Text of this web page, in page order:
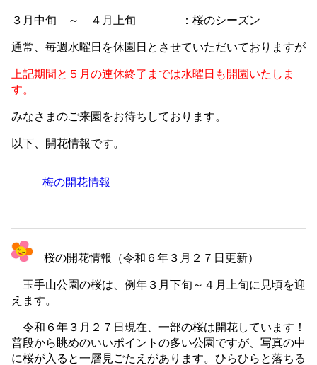
３月中旬 ～ ４月上旬 ：桜のシーズン
通常、毎週水曜日を休園日とさせていただいておりますが
上記期間と５月の連休終了までは水曜日も開園いたしま
す。
みなさまのご来園をお待ちしております。
以下、開花情報です。
梅の開花情報
桜の開花情報（令和６年３月２７日更新）
玉手山公園の桜は、例年３月下旬～４月上旬に見頃を迎
えます。
令和６年３月２７日現在、一部の桜は開花しています！
普段から眺めのいいポイントの多い公園ですが、写真の中
に桜が入ると一層見ごたえがあります。ひらひらと落ちる